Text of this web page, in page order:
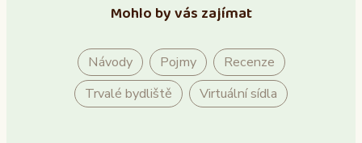
Mohlo by vás zajímat
Návody Pojmy
Recenze
Trvalé bydliště
Virtuální sídla